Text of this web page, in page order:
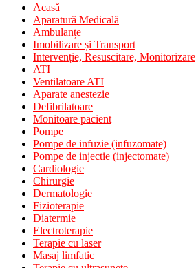
Acasă
Aparatură Medicală
Ambulanțe
Imobilizare și Transport
Intervenție, Resuscitare, Monitorizare
ATI
Ventilatoare ATI
Aparate anestezie
Defibrilatoare
Monitoare pacient
Pompe
Pompe de infuzie (infuzomate)
Pompe de injectie (injectomate)
Cardiologie
Chirurgie
Dermatologie
Fizioterapie
Diatermie
Electroterapie
Terapie cu laser
Masaj limfatic